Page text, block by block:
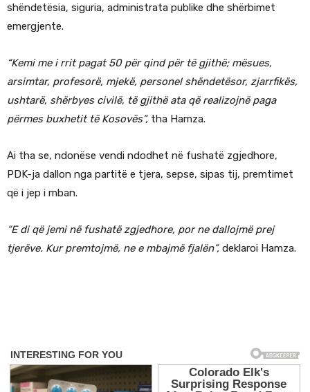
shëndetësia, siguria, administrata publike dhe shërbimet
emergjente.
“Kemi me i rrit pagat 50 për qind për të gjithë; mësues,
arsimtar, profesorë, mjekë, personel shëndetësor, zjarrfikës,
ushtarë, shërbyes civilë, të gjithë ata që realizojnë paga
përmes buxhetit të Kosovës”, tha Hamza.
Ai tha se, ndonëse vendi ndodhet në fushatë zgjedhore,
PDK-ja dallon nga partitë e tjera, sepse, sipas tij, premtimet
që i jep i mban.
“E di që jemi në fushatë zgjedhore, por ne dallojmë prej
tjerëve. Kur premtojmë, ne e mbajmë fjalën”, deklaroi Hamza.